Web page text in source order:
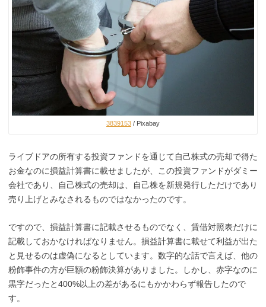
3839153 / Pixabay
ライブドアの所有する投資ファンドを通じて自己株式の売却で得た
お金なのに損益計算書に載せましたが、この投資ファンドがダミー
会社であり、自己株式の売却は、自己株を新規発行しただけであり
売り上げとみなされるものではなかったのです。
ですので、損益計算書に記載させるものでなく、賃借対照表だけに
記載しておかなければなりません。損益計算書に載せて利益が出た
と見せるのは虚偽になるとしています。数字的な話で言えば、他の
粉飾事件の方が巨額の粉飾決算がありました。しかし、赤字なのに
黒字だったと400%以上の差があるにもかかわらず報告したので
す。